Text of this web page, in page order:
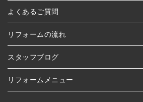
よくあるご質問
リフォームの流れ
スタッフブログ
リフォームメニュー